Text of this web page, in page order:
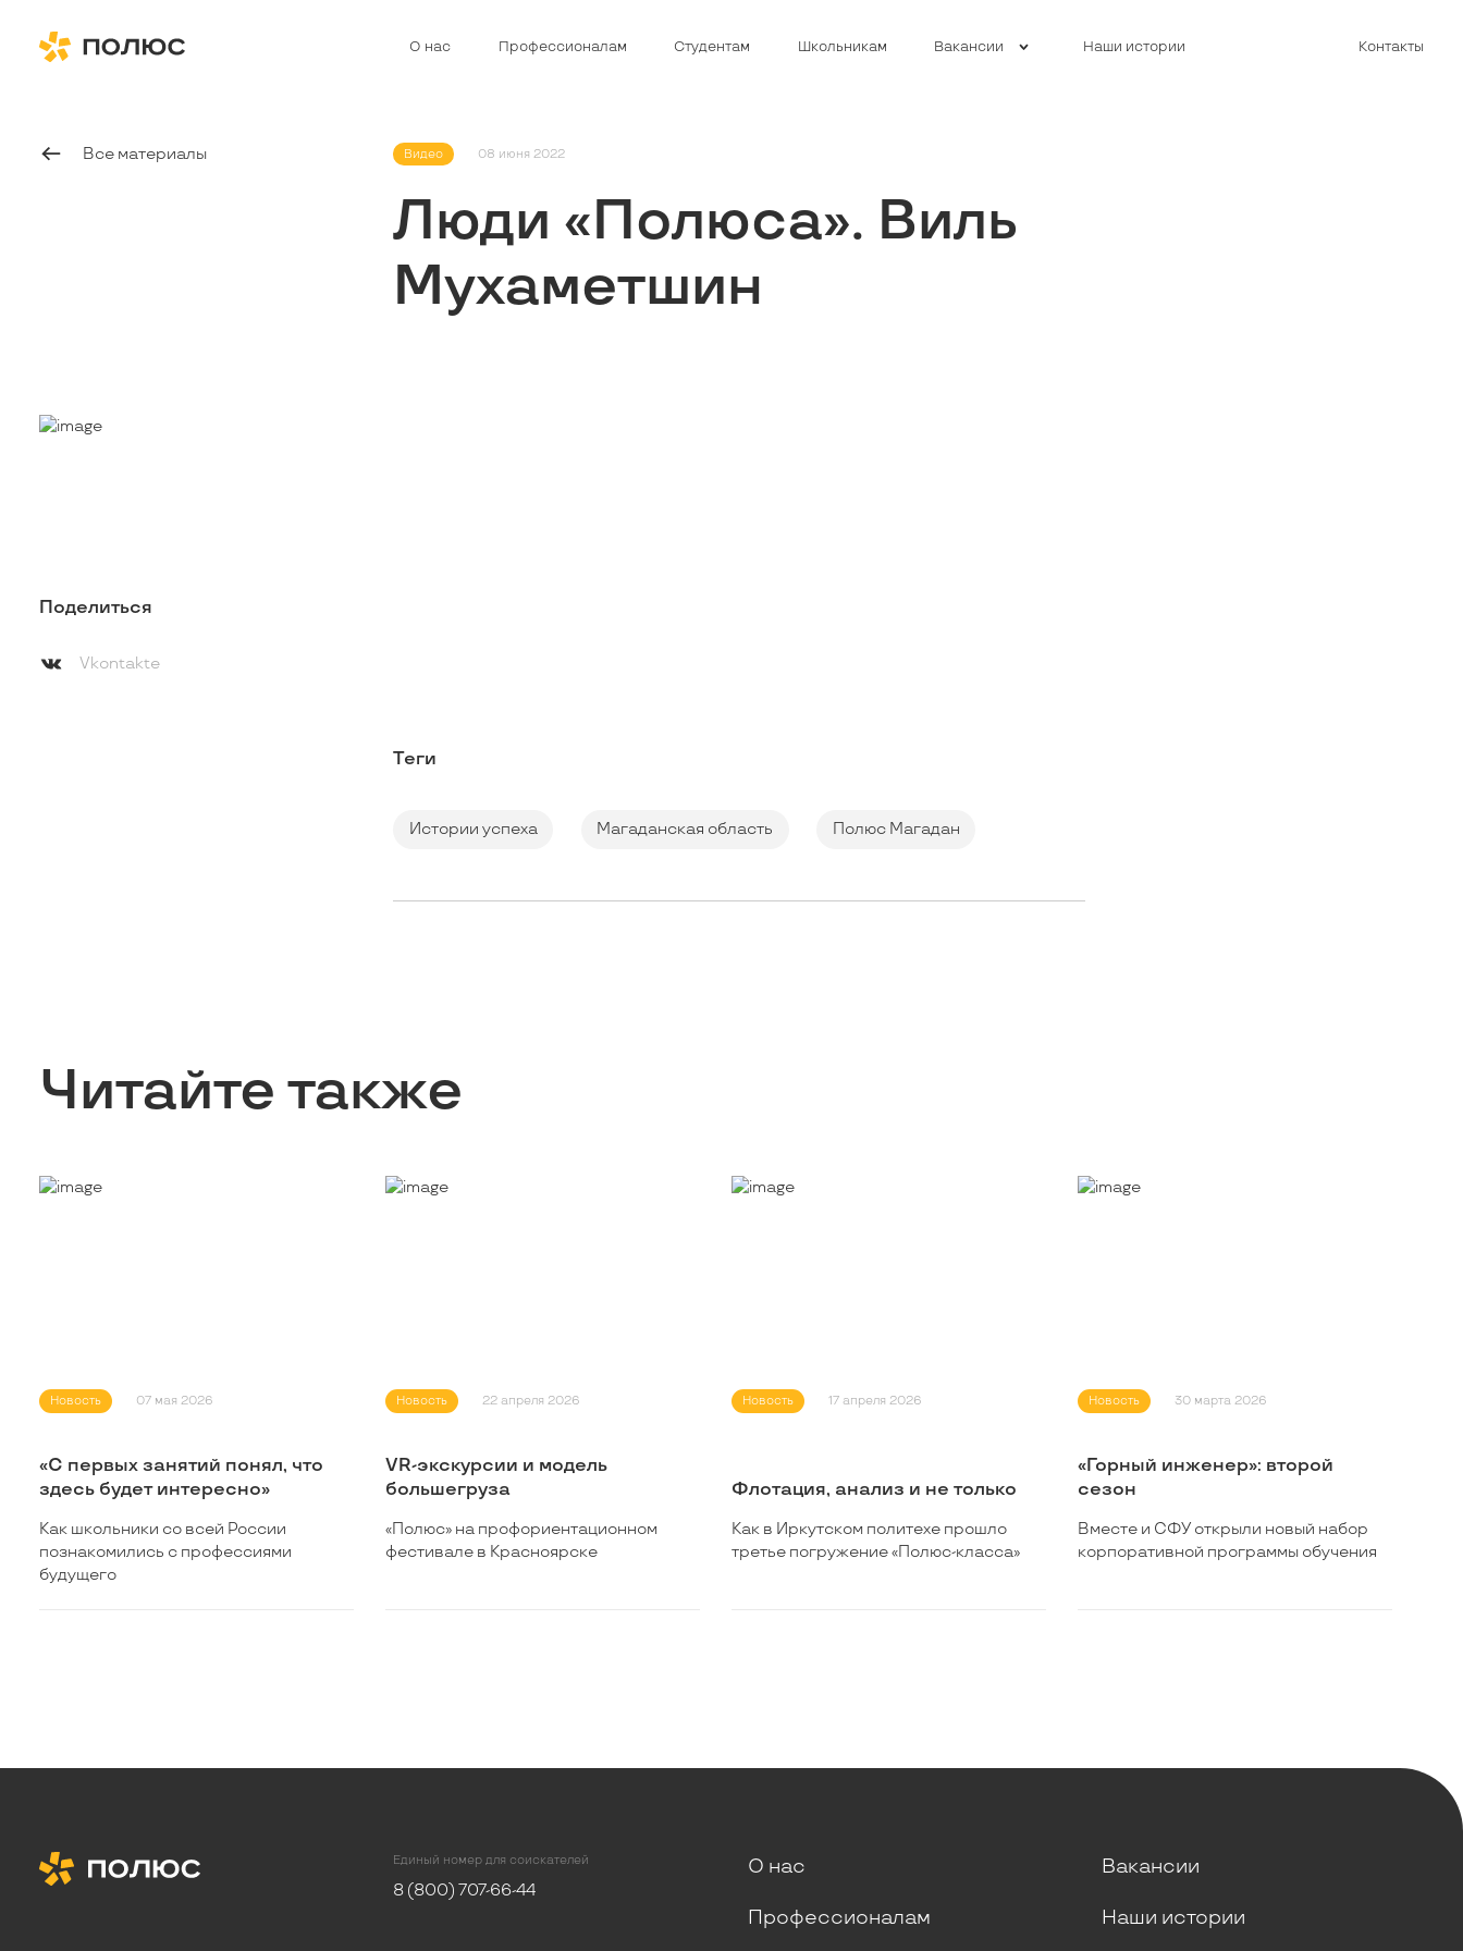
О нас Профессионалам Студентам Школьникам Вакансии Наши истории Контакты
Все материалы Видео 08 июня 2022
Люди «Полюса». Виль
Мухаметшин
Поделиться
Vkontakte
Теги
Истории успеха Магаданская область Полюс Магадан
Читайте также
Новость 07 мая 2026
«С первых занятий понял, что
здесь будет интересно»
Как школьники со всей России
познакомились с профессиями
будущего
Новость 22 апреля 2026
VR-экскурсии и модель
большегруза
«Полюс» на профориентационном
фестивале в Красноярске
Новость 17 апреля 2026
Флотация, анализ и не только
Как в Иркутском политехе прошло
третье погружение «Полюс-класса»
Новость 30 марта 2026
«Горный инженер»: второй
сезон
Вместе и СФУ открыли новый набор
корпоративной программы обучения
Единый номер для соискателей
8 (800) 707-66-44
О нас Вакансии
Профессионалам Наши истории